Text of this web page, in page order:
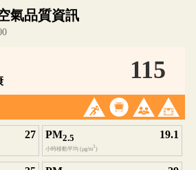
具為視覺預覽，完整即時空